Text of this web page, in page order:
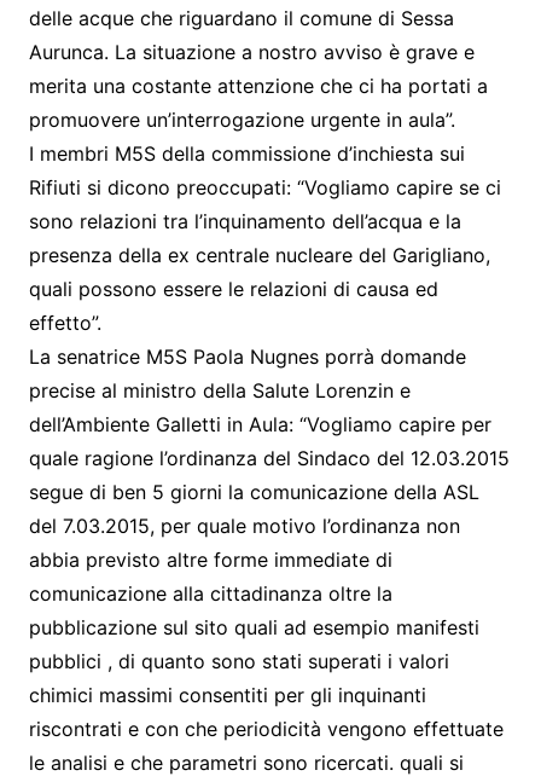
delle acque che riguardano il comune di Sessa
Aurunca. La situazione a nostro avviso è grave e
merita una costante attenzione che ci ha portati a
promuovere un’interrogazione urgente in aula”.
I membri M5S della commissione d’inchiesta sui
Rifiuti si dicono preoccupati: “Vogliamo capire se ci
sono relazioni tra l’inquinamento dell’acqua e la
presenza della ex centrale nucleare del Garigliano,
quali possono essere le relazioni di causa ed
effetto”.
La senatrice M5S Paola Nugnes porrà domande
precise al ministro della Salute Lorenzin e
dell’Ambiente Galletti in Aula: “Vogliamo capire per
quale ragione l’ordinanza del Sindaco del 12.03.2015
segue di ben 5 giorni la comunicazione della ASL
del 7.03.2015, per quale motivo l’ordinanza non
abbia previsto altre forme immediate di
comunicazione alla cittadinanza oltre la
pubblicazione sul sito quali ad esempio manifesti
pubblici , di quanto sono stati superati i valori
chimici massimi consentiti per gli inquinanti
riscontrati e con che periodicità vengono effettuate
le analisi e che parametri sono ricercati. quali si